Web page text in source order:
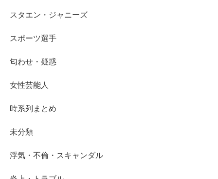
スタエン・ジャニーズ
スポーツ選手
匂わせ・疑惑
女性芸能人
時系列まとめ
未分類
浮気・不倫・スキャンダル